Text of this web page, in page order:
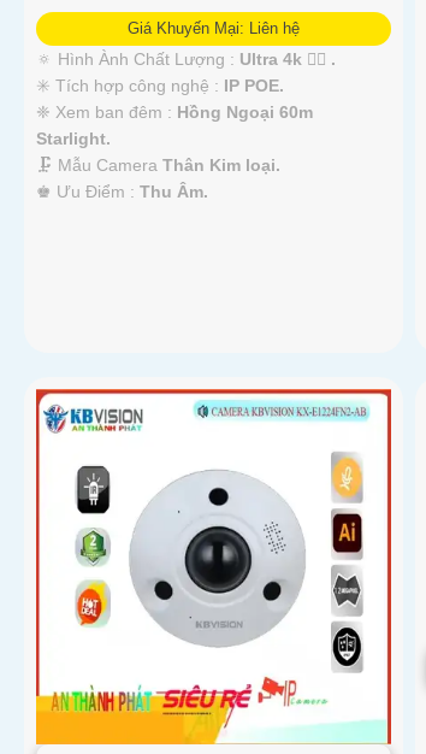
Giá Khuyến Mại: Liên hệ
🔅 Hình Ành Chất Lượng : Ultra 4k 👍🏾 .
✳️ Tích hợp công nghệ : IP POE.
❈ Xem ban đêm : Hồng Ngoại 60m
Starlight.
🗜️ Mẫu Camera Thân Kim loại.
️♚ Ưu Điểm : Thu Âm.